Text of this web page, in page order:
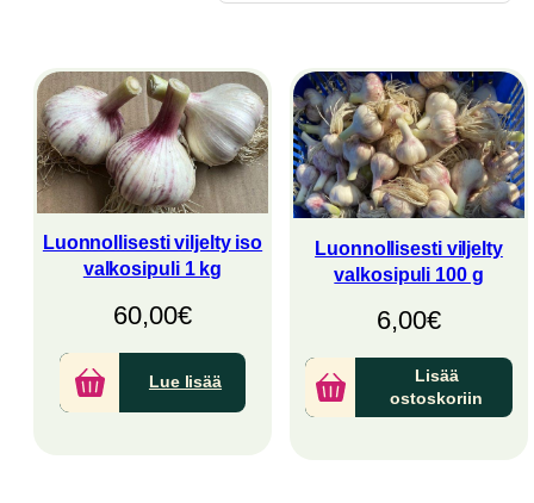
Luonnollisesti viljelty iso
valkosipuli 1 kg
60,00€
Lue lisää
Luonnollisesti viljelty
valkosipuli 100 g
6,00€
Lisää
ostoskoriin